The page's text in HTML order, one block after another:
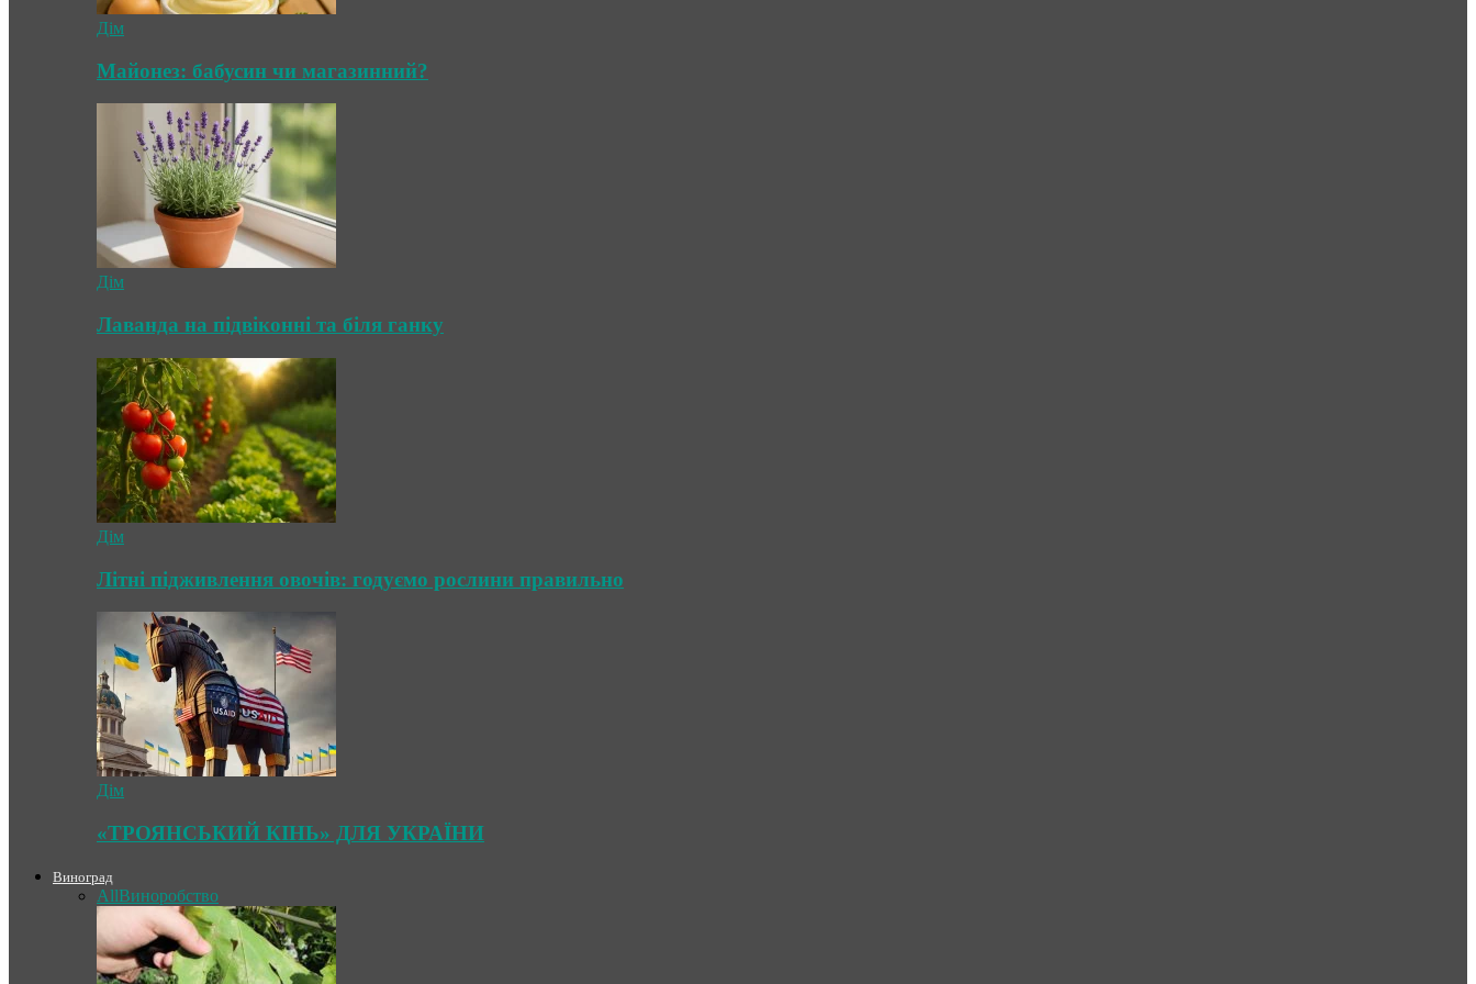
Дім
Майонез: бабусин чи магазинний?
Дім
Лаванда на підвіконні та біля ганку
Дім
Літні підживлення овочів: годуємо рослини правильно
Дім
«ТРОЯНСЬКИЙ КІНЬ» ДЛЯ УКРАЇНИ
Виноград
AllВиноробство